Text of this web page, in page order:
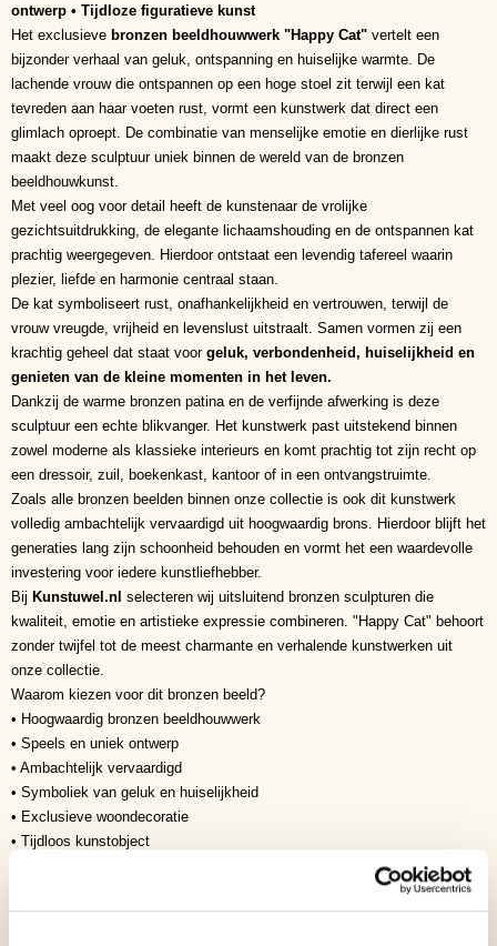
ontwerp • Tijdloze figuratieve kunst
Het exclusieve bronzen beeldhouwwerk "Happy Cat" vertelt een
bijzonder verhaal van geluk, ontspanning en huiselijke warmte. De
lachende vrouw die ontspannen op een hoge stoel zit terwijl een kat
tevreden aan haar voeten rust, vormt een kunstwerk dat direct een
glimlach oproept. De combinatie van menselijke emotie en dierlijke rust
maakt deze sculptuur uniek binnen de wereld van de bronzen
beeldhouwkunst.
Met veel oog voor detail heeft de kunstenaar de vrolijke
gezichtsuitdrukking, de elegante lichaamshouding en de ontspannen kat
prachtig weergegeven. Hierdoor ontstaat een levendig tafereel waarin
plezier, liefde en harmonie centraal staan.
De kat symboliseert rust, onafhankelijkheid en vertrouwen, terwijl de
vrouw vreugde, vrijheid en levenslust uitstraalt. Samen vormen zij een
krachtig geheel dat staat voor geluk, verbondenheid, huiselijkheid en
genieten van de kleine momenten in het leven.
Dankzij de warme bronzen patina en de verfijnde afwerking is deze
sculptuur een echte blikvanger. Het kunstwerk past uitstekend binnen
zowel moderne als klassieke interieurs en komt prachtig tot zijn recht op
een dressoir, zuil, boekenkast, kantoor of in een ontvangstruimte.
Zoals alle bronzen beelden binnen onze collectie is ook dit kunstwerk
volledig ambachtelijk vervaardigd uit hoogwaardig brons. Hierdoor blijft het
generaties lang zijn schoonheid behouden en vormt het een waardevolle
investering voor iedere kunstliefhebber.
Bij Kunstuwel.nl selecteren wij uitsluitend bronzen sculpturen die
kwaliteit, emotie en artistieke expressie combineren. "Happy Cat" behoort
zonder twijfel tot de meest charmante en verhalende kunstwerken uit
onze collectie.
Waarom kiezen voor dit bronzen beeld?
• Hoogwaardig bronzen beeldhouwwerk
• Speels en uniek ontwerp
• Ambachtelijk vervaardigd
• Symboliek van geluk en huiselijkheid
• Exclusieve woondecoratie
• Tijdloos kunstobject
Waar veel bronzen beelden een enkel onderwerp tonen, vertelt "Happy